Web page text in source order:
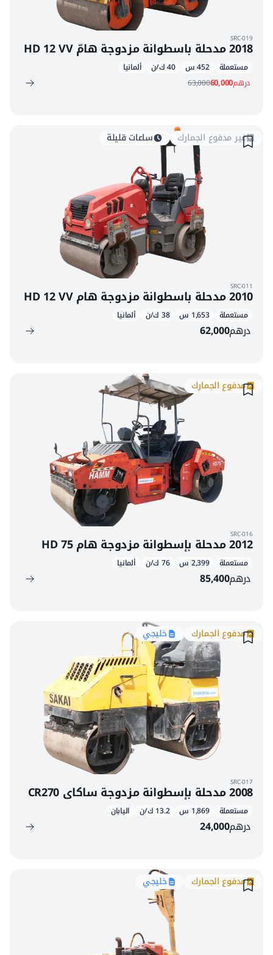
SRC-019
2018 مدحلة باسطوانة مزدوجة هامّ HD 12 VV
مستعملة 452 س 40 ك/ن ألمانيا
درهم60,000
63,000
غير مدفوع الجمارك ساعات قليلة
SRC-011
2010 مدحلة باسطوانة مزدوجة هام HD 12 VV
مستعملة 1,653 س 38 ك/ن ألمانيا
درهم62,000
مدفوع الجمارك
SRC-016
2012 مدحلة بإسطوانة مزدوجة هام HD 75
مستعملة 2,399 س 76 ك/ن ألمانيا
درهم85,400
مدفوع الجمارك خليجي
SRC-017
2008 مدحلة بإسطوانة مزدوجة ساكاي CR270
مستعملة 1,869 س 13.2 ك/ن اليابان
درهم24,000
مدفوع الجمارك خليجي